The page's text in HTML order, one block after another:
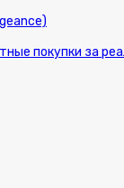
покупки за